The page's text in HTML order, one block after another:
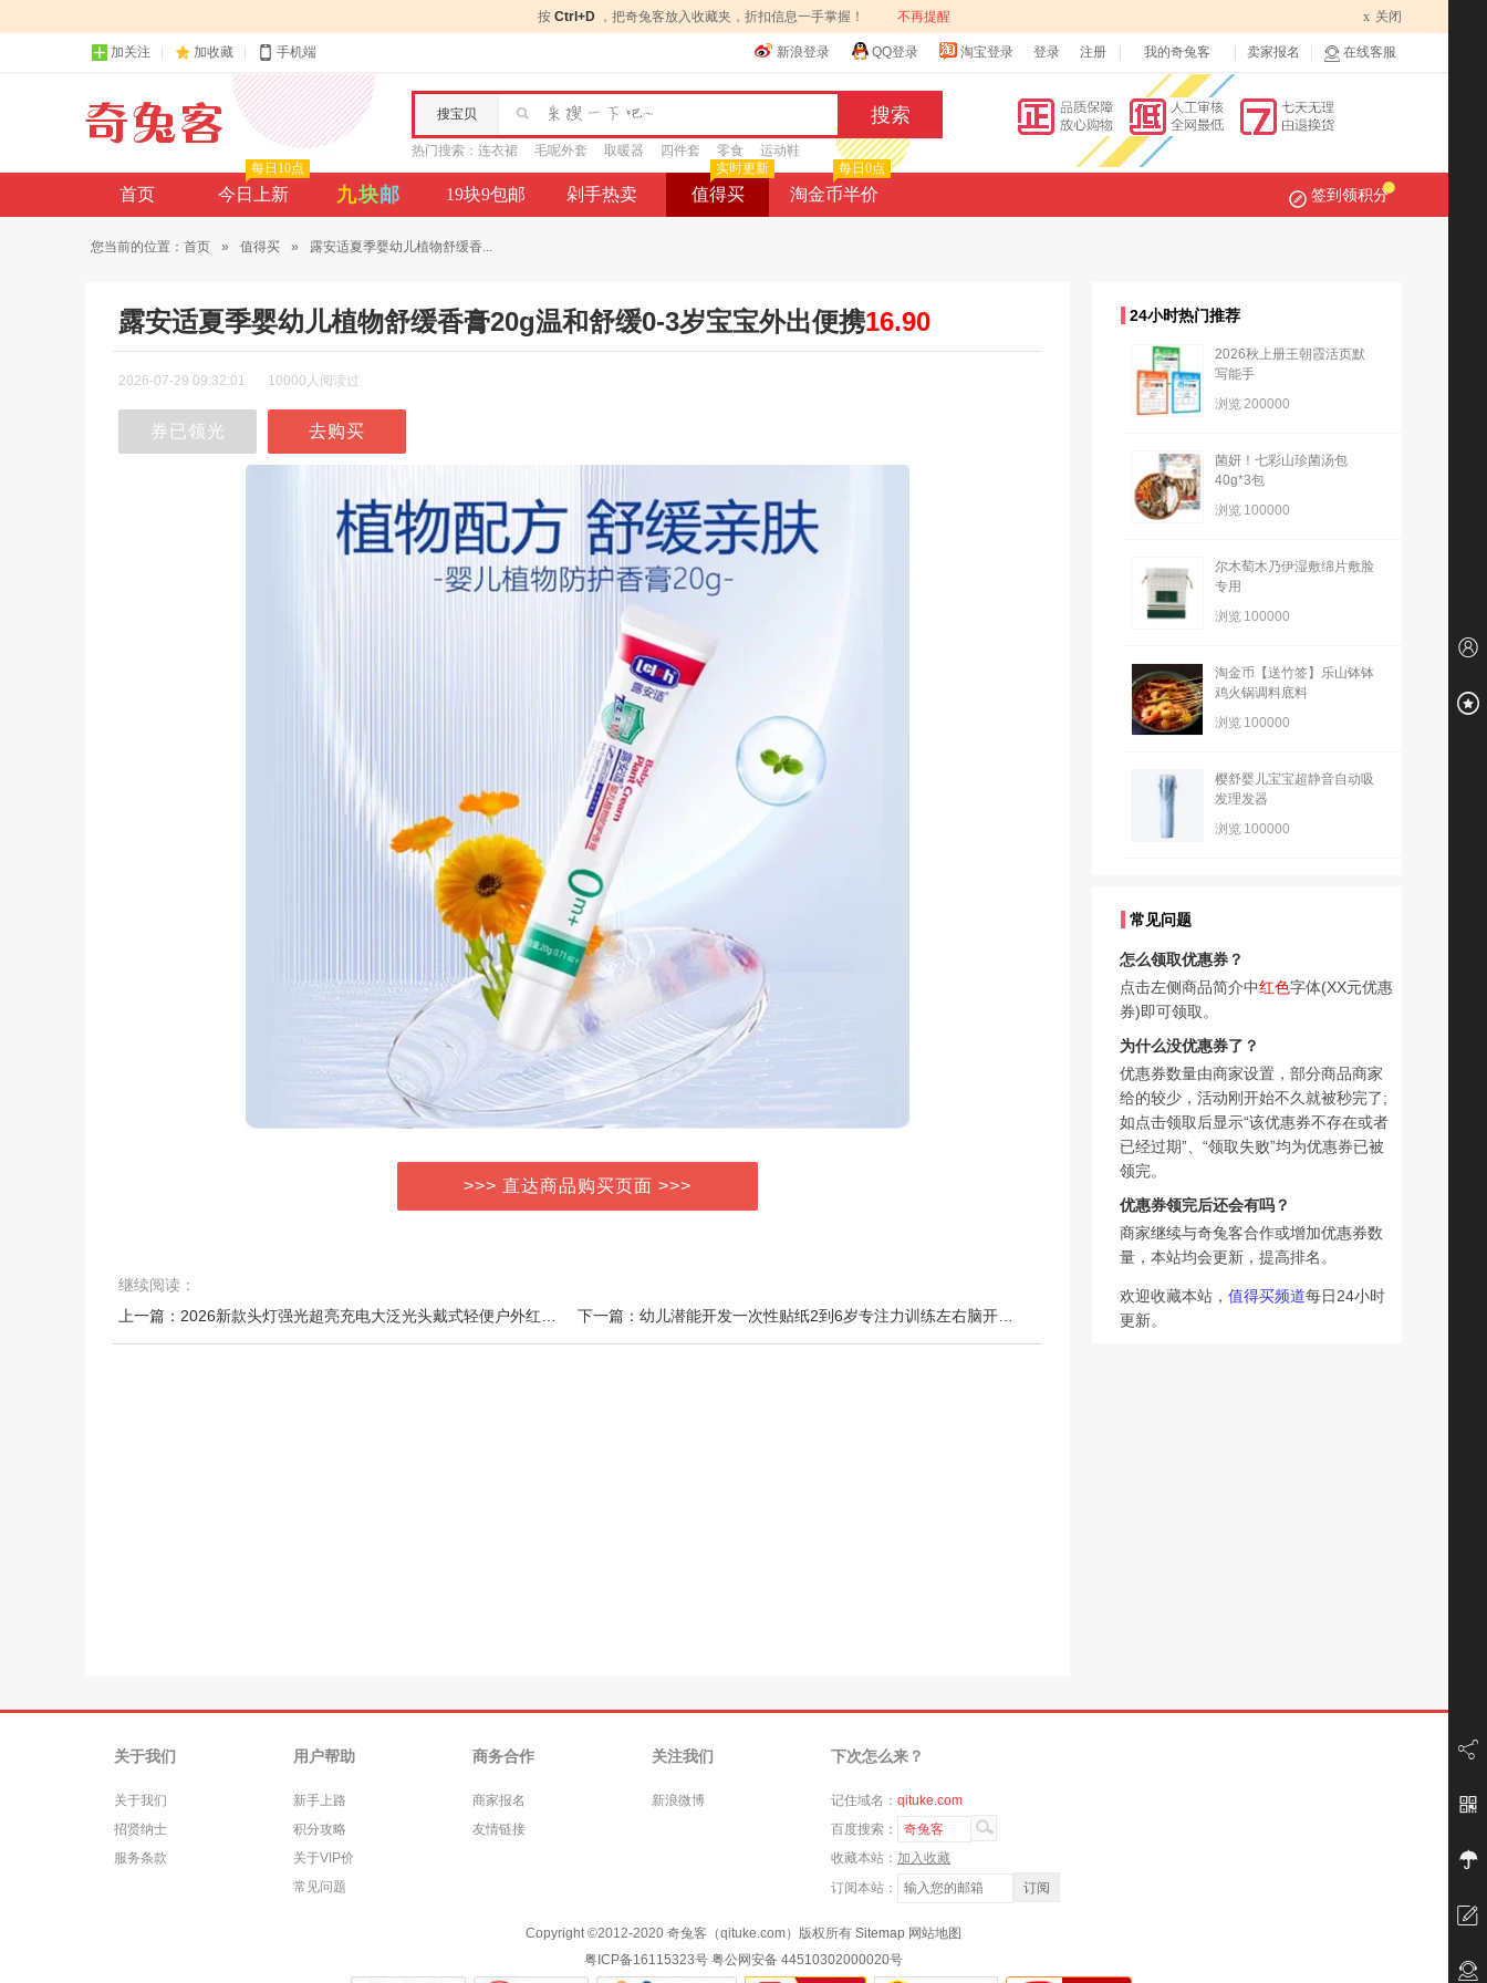
按 Ctrl+D ，把奇兔客放入收藏夹，折扣信息一手掌握！ 不再提醒 x 关闭
加关注 加收藏 手机端 新浪登录 QQ登录 淘宝登录 登录 注册 我的奇兔客 卖家报名 在线客服
搜宝贝
热门搜索： 连衣裙 毛呢外套 取暖器 四件套 零食 运动鞋
首页 今日上新
每日10点
九块邮 19块9包邮 剁手热卖 值得买
实时更新
淘金币半价
每日0点
签到领积分
您当前的位置： 首页 » 值得买 » 露安适夏季婴幼儿植物舒缓香...
露安适夏季婴幼儿植物舒缓香膏20g温和舒缓0-3岁宝宝外出便携16.90
2026-07-29 09:32:01 10000人阅读过
券已领光 去购买
>>> 直达商品购买页面 >>>
继续阅读：
24小时热门推荐
2026秋上册王朝霞活页默
写能手
浏览200000
菌妍！七彩山珍菌汤包
40g*3包
浏览 100000
尔木萄木乃伊湿敷绵片敷脸
专用
浏览 100000
淘金币【送竹签】乐山钵钵
鸡火锅调料底料
浏览 100000
樱舒婴儿宝宝超静音自动吸
发理发器
浏览 100000
常见问题
怎么领取优惠券？
点击左侧商品简介中红色字体(XX元优惠
券)即可领取。
为什么没优惠券了？
优惠券数量由商家设置，部分商品商家
给的较少，活动刚开始不久就被秒完了;
如点击领取后显示“该优惠券不存在或者
已经过期”、“领取失败”均为优惠券已被
领完。
优惠券领完后还会有吗？
商家继续与奇兔客合作或增加优惠券数
量，本站均会更新，提高排名。
欢迎收藏本站， 值得买频道每日24小时
更新。
关于我们
关于我们
招贤纳士
服务条款
用户帮助
新手上路
积分攻略
关于VIP价
常见问题
商务合作
商家报名
友情链接
关注我们
新浪微博
下次怎么来？
记住域名： qituke.com
百度搜索：
奇兔客
收藏本站： 加入收藏
订阅本站：
Copyright ©2012-2020 奇兔客（qituke.com）版权所有 Sitemap 网站地图
粤ICP备16115323号 粤公网安备 44510302000020号